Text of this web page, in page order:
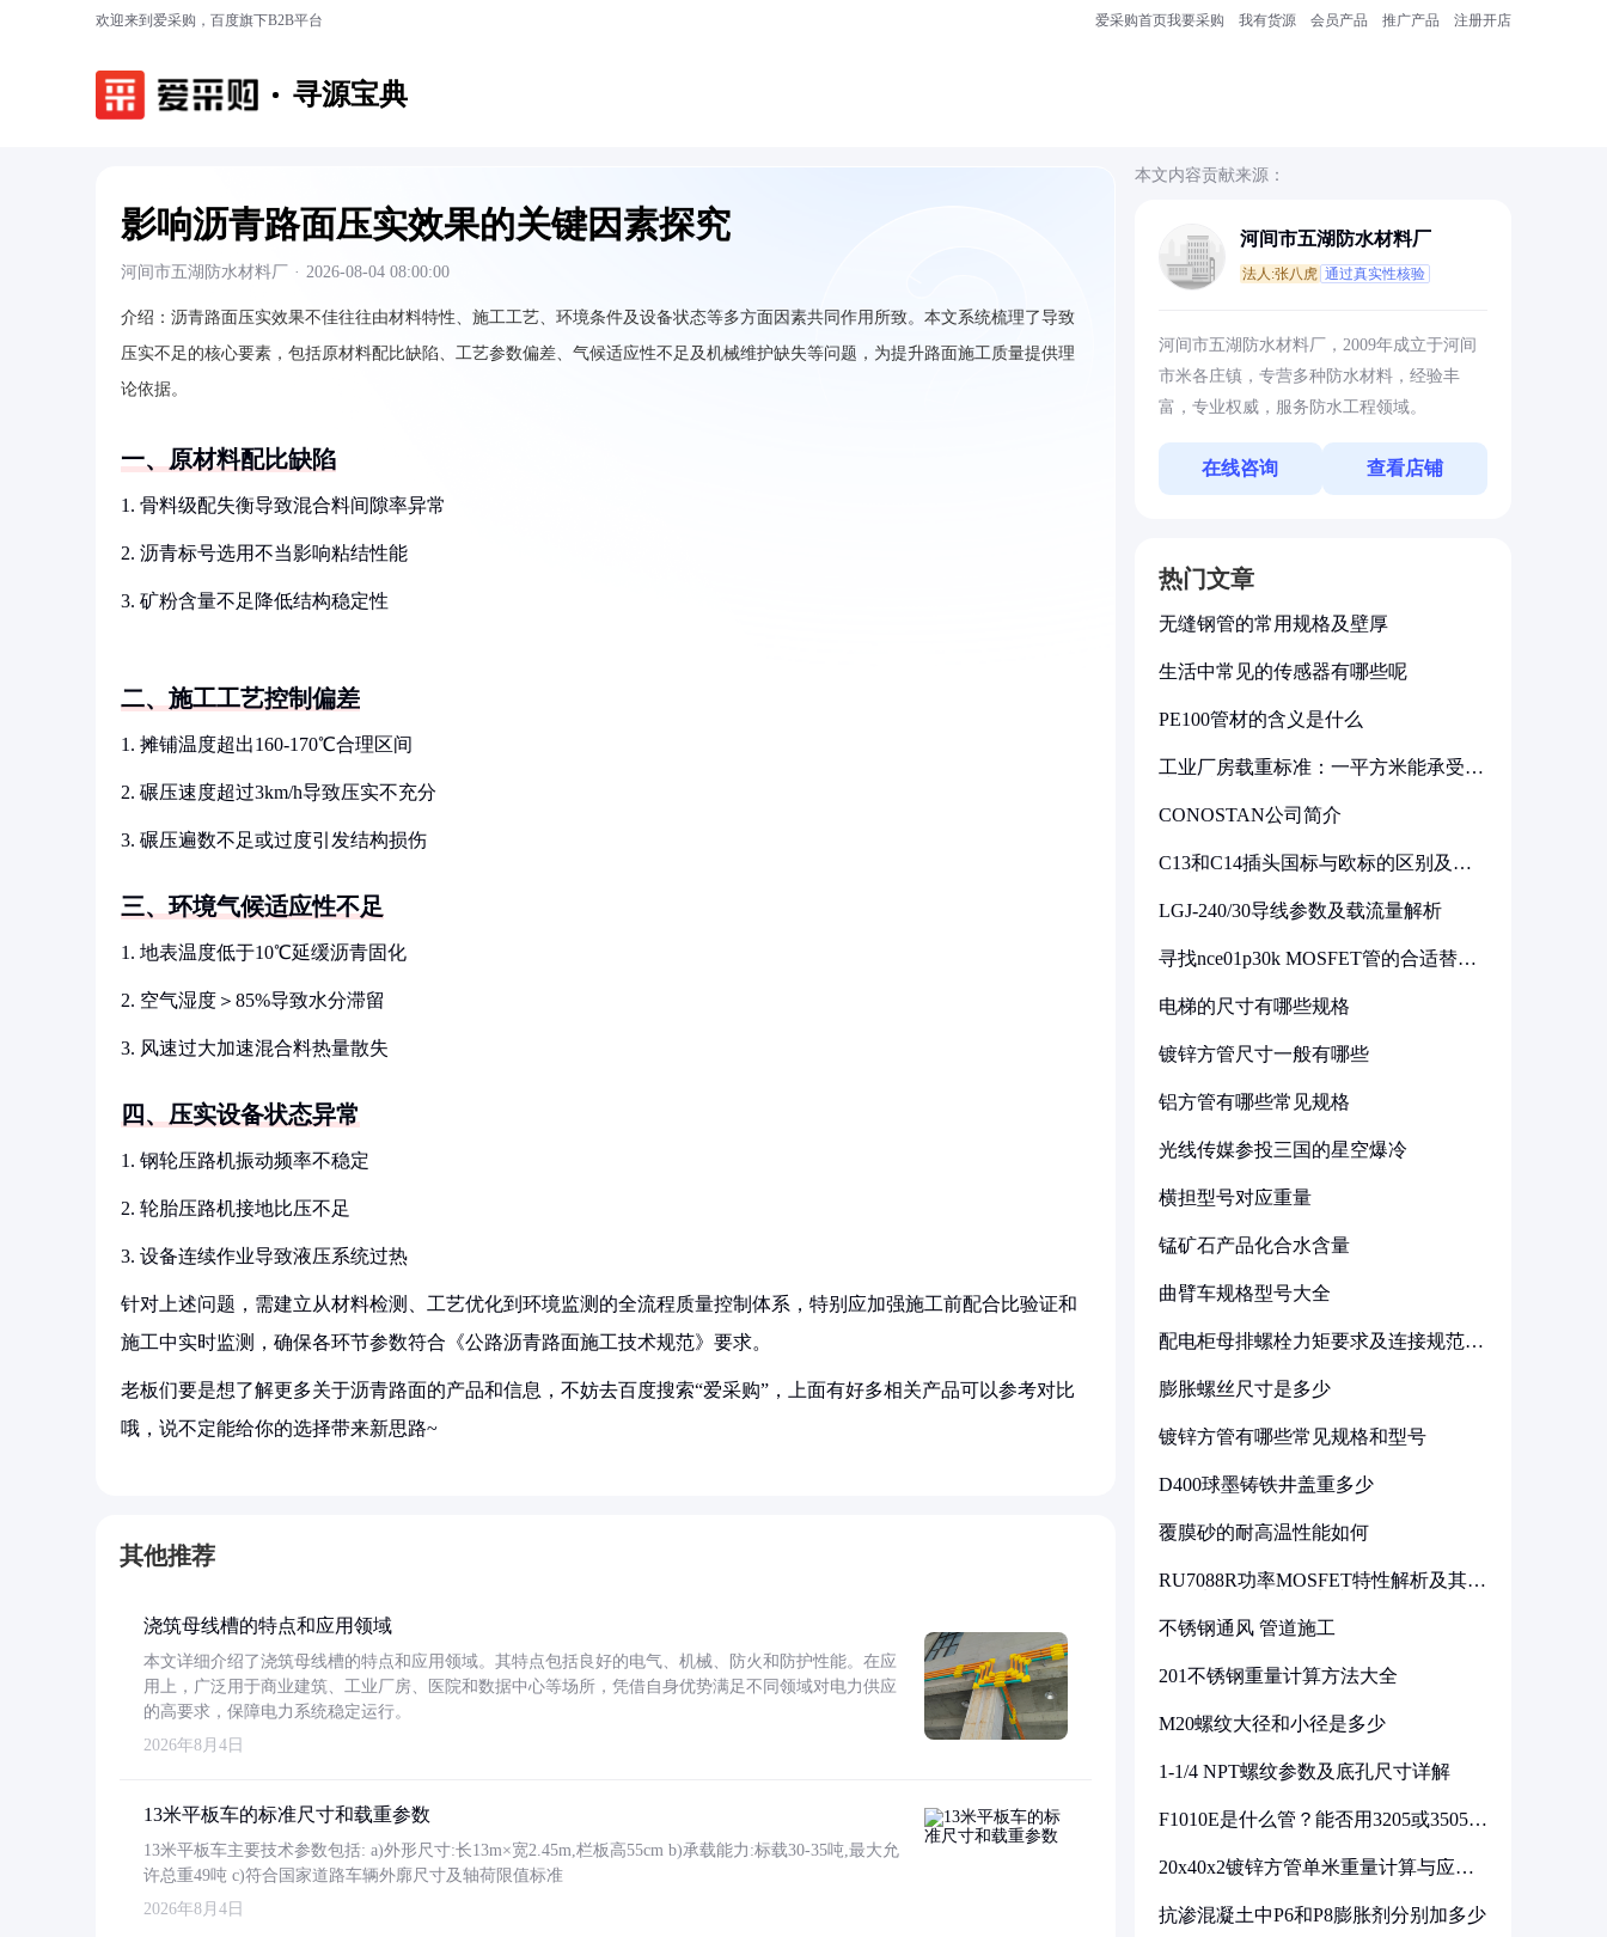
欢迎来到爱采购，百度旗下B2B平台 爱采购首页我要采购 我有货源 会员产品 推广产品 注册开店
寻源宝典
影响沥青路面压实效果的关键因素探究
河间市五湖防水材料厂 · 2026-08-04 08:00:00
介绍： 沥青路面压实效果不佳往往由材料特性、施工工艺、环境条件及设备状态等多方面因素共同作用所致。本文系统梳理了导致
压实不足的核心要素，包括原材料配比缺陷、工艺参数偏差、气候适应性不足及机械维护缺失等问题，为提升路面施工质量提供理
论依据。
一、原材料配比缺陷
1. 骨料级配失衡导致混合料间隙率异常
2. 沥青标号选用不当影响粘结性能
3. 矿粉含量不足降低结构稳定性
二、施工工艺控制偏差
1. 摊铺温度超出160-170℃合理区间
2. 碾压速度超过3km/h导致压实不充分
3. 碾压遍数不足或过度引发结构损伤
三、环境气候适应性不足
1. 地表温度低于10℃延缓沥青固化
2. 空气湿度＞85%导致水分滞留
3. 风速过大加速混合料热量散失
四、压实设备状态异常
1. 钢轮压路机振动频率不稳定
2. 轮胎压路机接地比压不足
3. 设备连续作业导致液压系统过热
针对上述问题，需建立从材料检测、工艺优化到环境监测的全流程质量控制体系，特别应加强施工前配合比验证和
施工中实时监测，确保各环节参数符合《公路沥青路面施工技术规范》要求。
老板们要是想了解更多关于沥青路面的产品和信息，不妨去百度搜索“爱采购”，上面有好多相关产品可以参考对比
哦，说不定能给你的选择带来新思路~
其他推荐
浇筑母线槽的特点和应用领域
本文详细介绍了浇筑母线槽的特点和应用领域。其特点包括良好的电气、机械、防火和防护性能。在应
用上，广泛用于商业建筑、工业厂房、医院和数据中心等场所，凭借自身优势满足不同领域对电力供应
的高要求，保障电力系统稳定运行。
2026年8月4日
13米平板车的标准尺寸和载重参数
13米平板车主要技术参数包括: a)外形尺寸:长13m×宽2.45m,栏板高55cm b)承载能力:标载30-35吨,最大允
许总重49吨 c)符合国家道路车辆外廓尺寸及轴荷限值标准
2026年8月4日
本文内容贡献来源：
河间市五湖防水材料厂
法人:张八虎 通过真实性核验
河间市五湖防水材料厂，2009年成立于河间
市米各庄镇，专营多种防水材料，经验丰
富，专业权威，服务防水工程领域。
在线咨询 查看店铺
热门文章
无缝钢管的常用规格及壁厚
生活中常见的传感器有哪些呢
PE100管材的含义是什么
工业厂房载重标准：一平方米能承受多
CONOSTAN公司简介
C13和C14插头国标与欧标的区别及其
LGJ-240/30导线参数及载流量解析
寻找nce01p30k MOSFET管的合适替代
电梯的尺寸有哪些规格
镀锌方管尺寸一般有哪些
铝方管有哪些常见规格
光线传媒参投三国的星空爆冷
横担型号对应重量
锰矿石产品化合水含量
曲臂车规格型号大全
配电柜母排螺栓力矩要求及连接规范详
膨胀螺丝尺寸是多少
镀锌方管有哪些常见规格和型号
D400球墨铸铁井盖重多少
覆膜砂的耐高温性能如何
RU7088R功率MOSFET特性解析及其在
不锈钢通风 管道施工
201不锈钢重量计算方法大全
M20螺纹大径和小径是多少
1-1/4 NPT螺纹参数及底孔尺寸详解
F1010E是什么管？能否用3205或3505代
20x40x2镀锌方管单米重量计算与应用
抗渗混凝土中P6和P8膨胀剂分别加多少